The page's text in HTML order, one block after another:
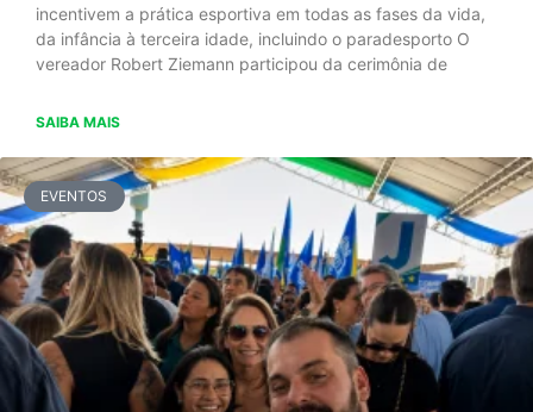
incentivem a prática esportiva em todas as fases da vida,
da infância à terceira idade, incluindo o paradesporto O
vereador Robert Ziemann participou da cerimônia de
SAIBA MAIS
EVENTOS